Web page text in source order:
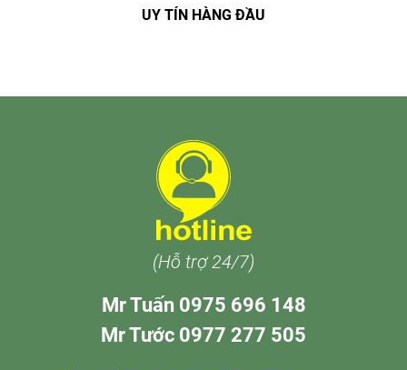
UY TÍN HÀNG ĐẦU
(Hỗ trợ 24/7)
Mr Tuấn 0975 696 148
Mr Tước 0977 277 505